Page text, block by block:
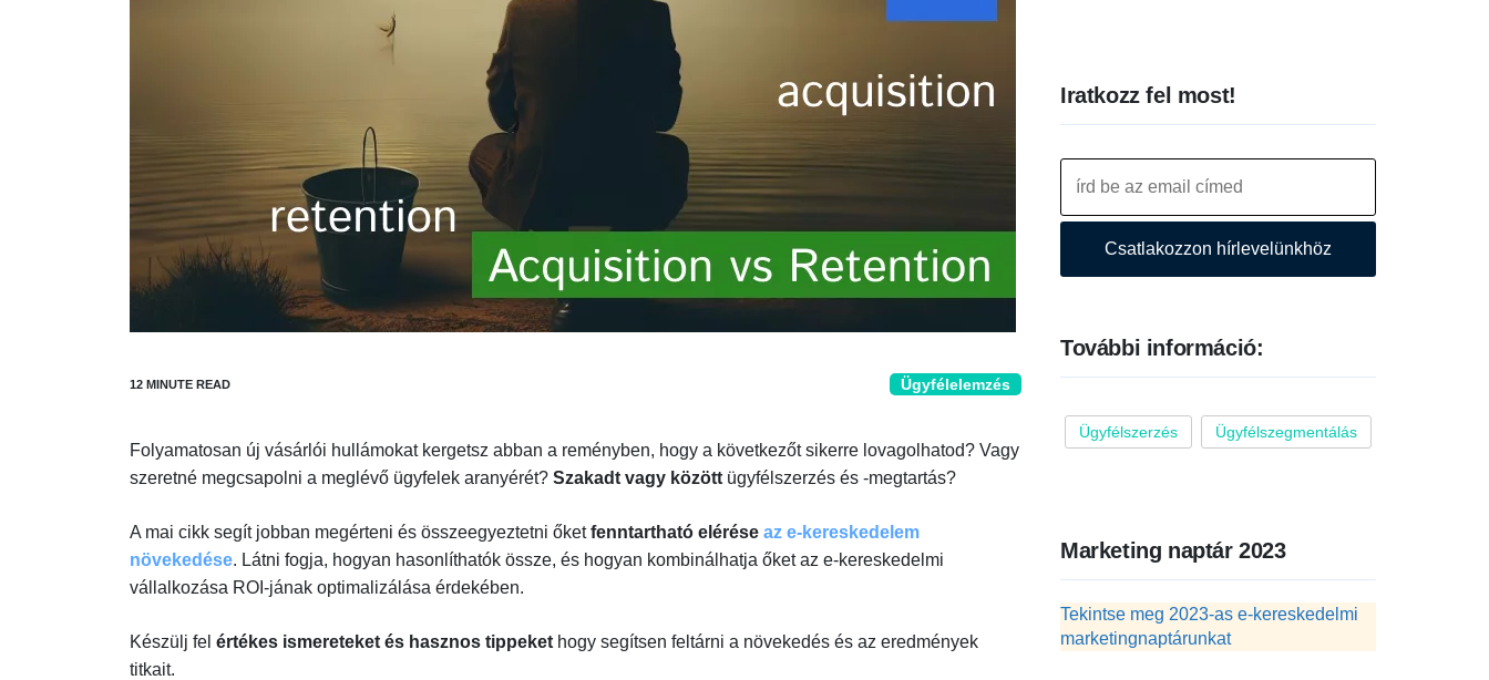
Ügyfélelemzés
Folyamatosan új vásárlói hullámokat kergetsz abban a reményben, hogy a következőt sikerre lovagolhatod? Vagy
szeretné megcsapolni a meglévő ügyfelek aranyérét? Szakadt vagy között ügyfélszerzés és -megtartás?
A mai cikk segít jobban megérteni és összeegyeztetni őketfenntartható elérése az e-kereskedelem
növekedése. Látni fogja, hogyan hasonlíthatók össze, és hogyan kombinálhatja őket az e-kereskedelmi
vállalkozása ROI-jának optimalizálása érdekében.
Készülj fel értékes ismereteket és hasznos tippeket hogy segítsen feltárni a növekedés és az eredmények
titkait.
Iratkozz fel most!
Csatlakozzon hírlevelünkhöz
További információ:
Ügyfélszerzés Ügyfélszegmentálás
Marketing naptár 2023
Tekintse meg 2023-as e-kereskedelmi
marketingnaptárunkat